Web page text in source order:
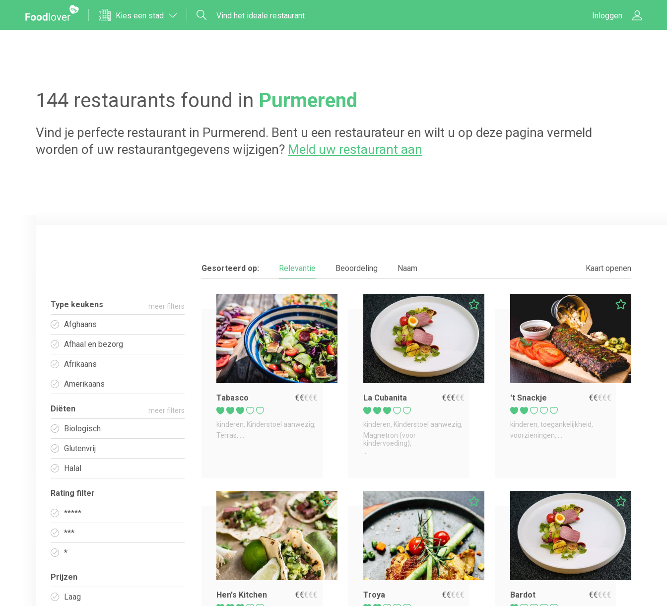
Inloggen
Kies een stad Vind het ideale restaurant
144 restaurants found in Purmerend
Vind je perfecte restaurant in Purmerend. Bent u een restaurateur en wilt u op deze pagina vermeld
worden of uw restaurantgegevens wijzigen? Meld uw restaurant aan
Type keukens meer filters
Afghaans
Afhaal en bezorg
Afrikaans
Amerikaans
Diëten meer filters
Biologisch
Glutenvrij
Halal
Rating filter
*****
***
*
Prijzen
Laag
Gesorteerd op: Relevantie Beoordeling Naam Kaart openen
Tabasco €€€€€
kinderen Kinderstoel aanwezig
Terras
La Cubanita €€€€€
kinderen Kinderstoel aanwezig
Magnetron (voor
kindervoeding)
't Snackje €€€€€
kinderen toegankelijkheid
voorzieningen
Hen's Kitchen €€€€€ Troya €€€€€ Bardot €€€€€